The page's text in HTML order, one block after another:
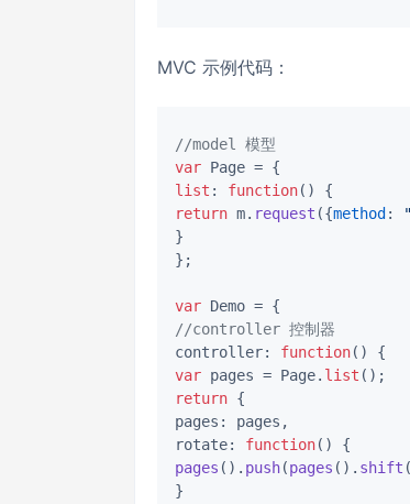
MVC 示例代码：
//model 模型
var
list : function( )
return m. request ({method :
}
};
var
//controller 控制器
controller: function( )
var pages = Page. list
return {
pages: pages,
rotate: function( )
pages (). push(pages (). shift
}